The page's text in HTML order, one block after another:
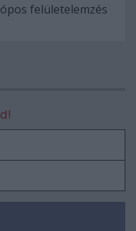
felületelemzés